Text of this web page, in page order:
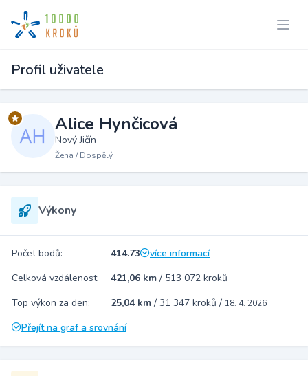
Profil uživatele
Alice Hynčicová
Nový Jičín
Žena / Dospělý
Výkony
Počet bodů: 414.73
více informací
Celková vzdálenost:
421,06 km / 513 072 kroků
Top výkon za den:
25,04 km / 31 347 kroků / 18. 4. 2026
Přejít na graf a srovnání